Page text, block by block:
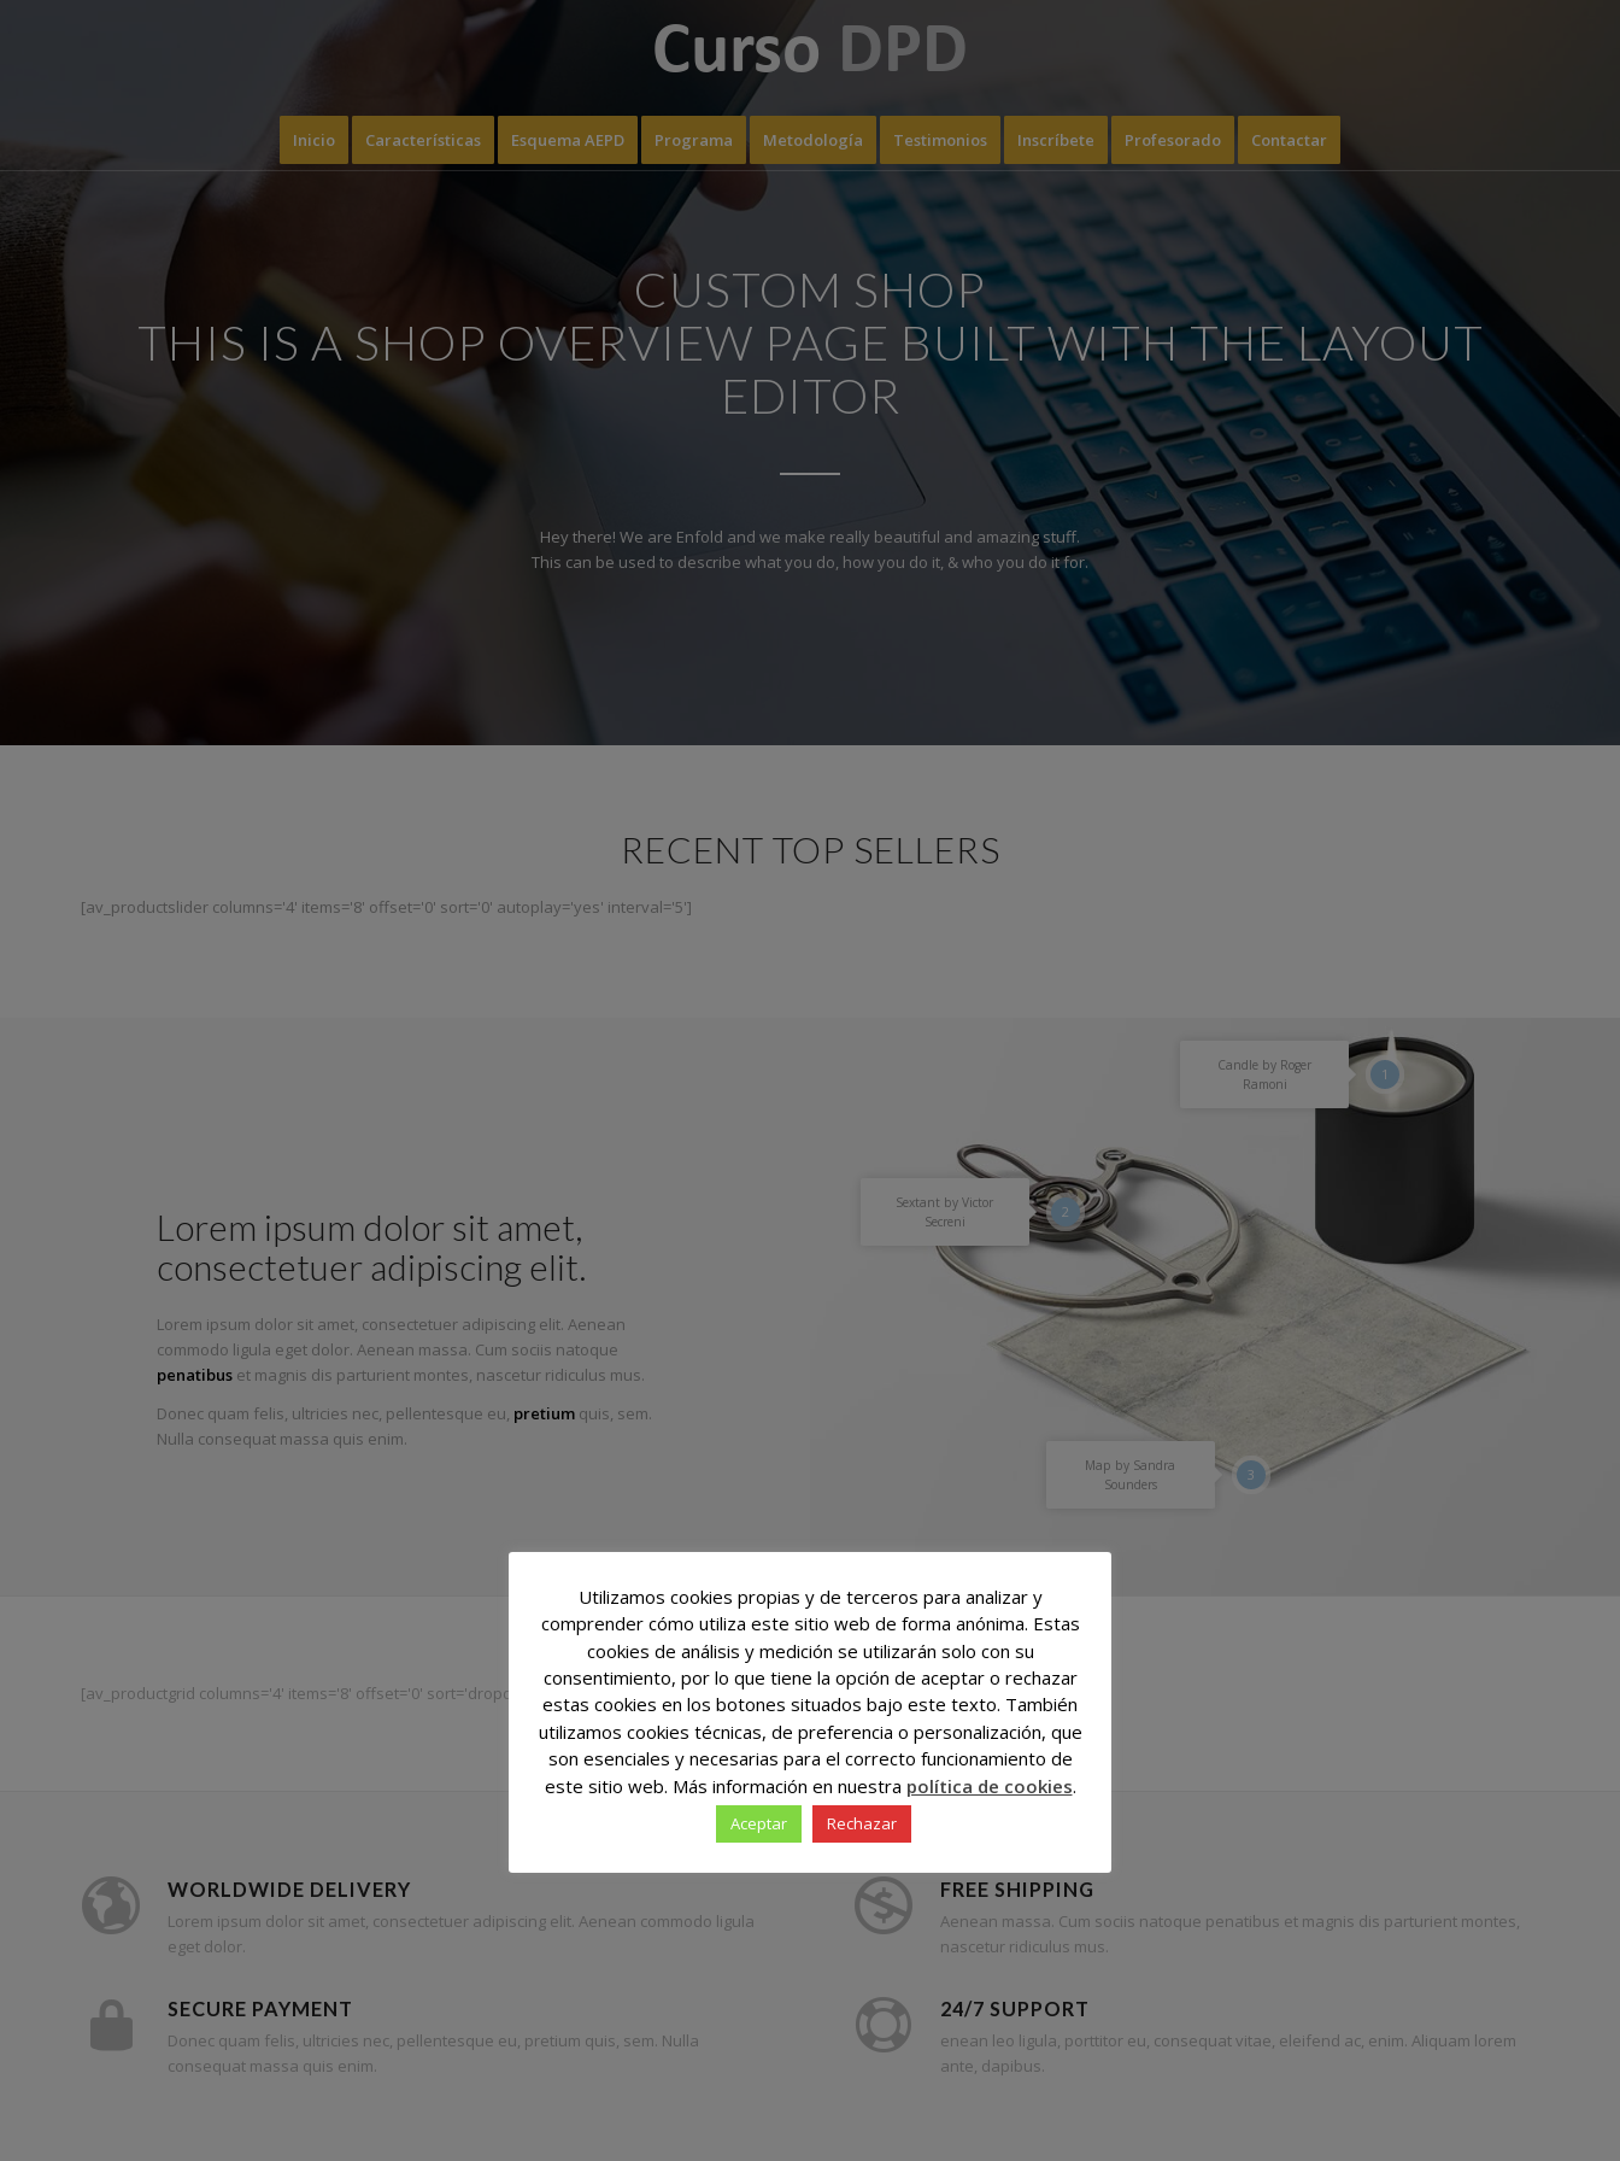
Inicio Características Esquema AEPD Programa Metodología Testimonios Inscríbete Profesorado Contactar
CUSTOM SHOP
THIS IS A SHOP OVERVIEW PAGE BUILT WITH THE LAYOUT
EDITOR
Hey there! We are Enfold and we make really beautiful and amazing stuff.
This can be used to describe what you do, how you do it, & who you do it for.
RECENT TOP SELLERS
[av_productslider columns='4' items='8' offset='0' sort='0' autoplay='yes' interval='5']
Lorem ipsum dolor sit amet,
consectetuer adipiscing elit.
Lorem ipsum dolor sit amet, consectetuer adipiscing elit. Aenean
commodo ligula eget dolor. Aenean massa. Cum sociis natoque
penatibus et magnis dis parturient montes, nascetur ridiculus mus.
Donec quam felis, ultricies nec, pellentesque eu, pretium quis, sem.
Nulla consequat massa quis enim.
1
Candle by Roger
Ramoni
2
Sextant by Victor
Secreni
3
Map by Sandra
Sounders
[av_productgrid columns='4' items='8' offset='0' sort='dropdown' paginate='yes']
WORLDWIDE DELIVERY
Lorem ipsum dolor sit amet, consectetuer adipiscing elit. Aenean commodo ligula
eget dolor.
FREE SHIPPING
Aenean massa. Cum sociis natoque penatibus et magnis dis parturient montes,
nascetur ridiculus mus.
SECURE PAYMENT
Donec quam felis, ultricies nec, pellentesque eu, pretium quis, sem. Nulla
consequat massa quis enim.
24/7 SUPPORT
enean leo ligula, porttitor eu, consequat vitae, eleifend ac, enim. Aliquam lorem
ante, dapibus.
Utilizamos cookies propias y de terceros para analizar y
comprender cómo utiliza este sitio web de forma anónima. Estas
cookies de análisis y medición se utilizarán solo con su
consentimiento, por lo que tiene la opción de aceptar o rechazar
estas cookies en los botones situados bajo este texto. También
utilizamos cookies técnicas, de preferencia o personalización, que
son esenciales y necesarias para el correcto funcionamiento de
este sitio web. Más información en nuestra política de cookies.
Aceptar Rechazar